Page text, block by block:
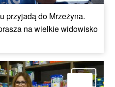
przyjadą do Mrzeżyna.
na wielkie widowisko